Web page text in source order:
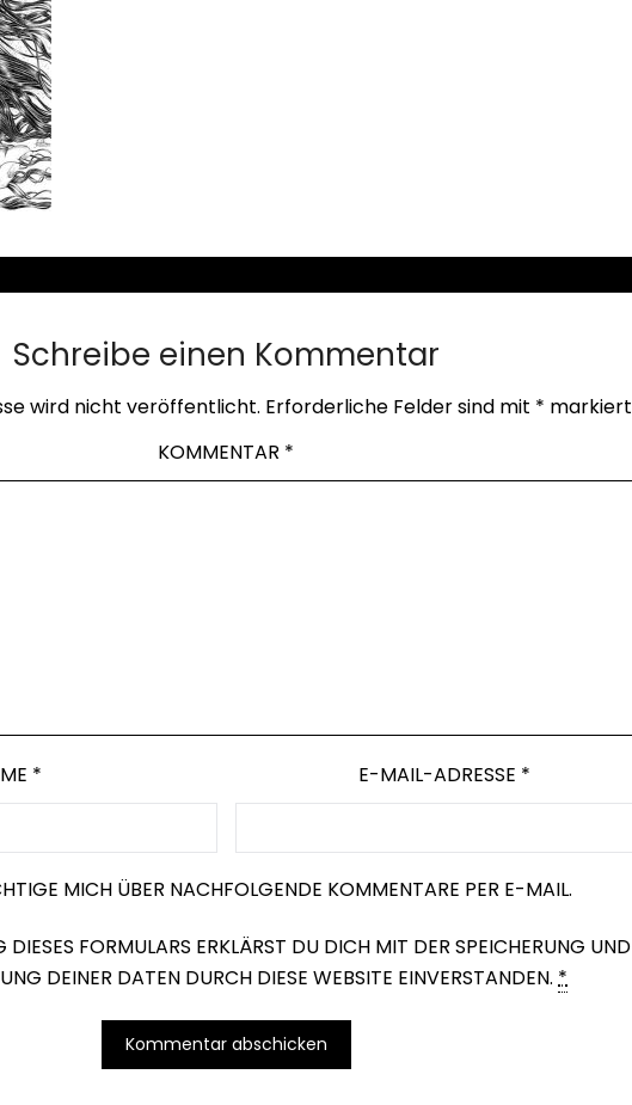
Schreibe einen Kommentar
wird nicht veröffentlicht. Erforderliche Felder sind mit * markiert
KOMMENTAR *
* E-MAIL-ADRESSE *
MICH ÜBER NACHFOLGENDE KOMMENTARE PER E-MAIL.
DIESES FORMULARS ERKLÄRST DU DICH MIT DER SPEICHERUNG UND
DEINER DATEN DURCH DIESE WEBSITE EINVERSTANDEN.*